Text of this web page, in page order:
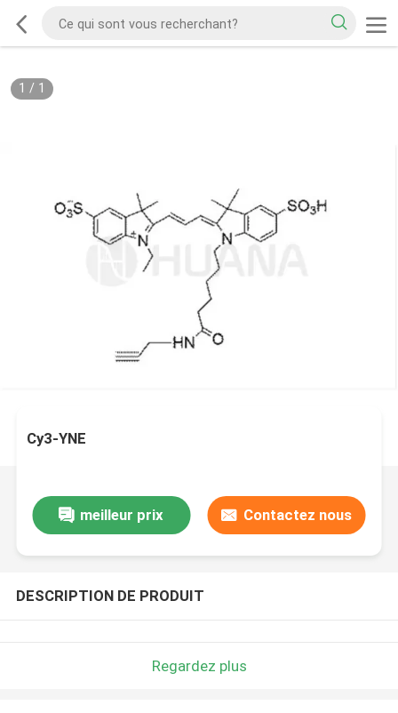
1 / 1
Cy3-YNE
meilleur prix Contactez nous
DESCRIPTION DE PRODUIT
Regardez plus